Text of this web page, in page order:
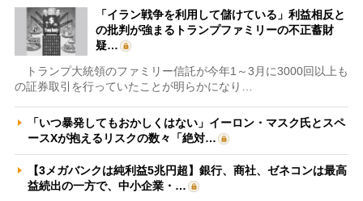
「イラン戦争を利用して儲けている」利益相反と
の批判が強まるトランプファミリーの不正蓄財
疑…
トランプ大統領のファミリー信託が今年1～3月に3000回以上も
の証券取引を行っていたことが明らかになり…
「いつ暴発してもおかしくはない」イーロン・マスク氏とスペ
ースXが抱えるリスクの数々「絶対…
【3メガバンクは純利益5兆円超】銀行、商社、ゼネコンは最高
益続出の一方で、中小企業・…